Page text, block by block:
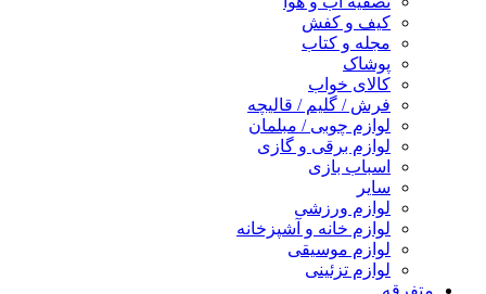
کیف و کفش
مجله و کتاب
پوشاک
کالای خواب
فرش / گلیم / قالیچه
لوازم چوبی / مبلمان
لوازم برقی و گازی
اسباب بازی
سایر
لوازم ورزشی
لوازم خانه و آشپزخانه
لوازم موسیقی
لوازم تزئینی